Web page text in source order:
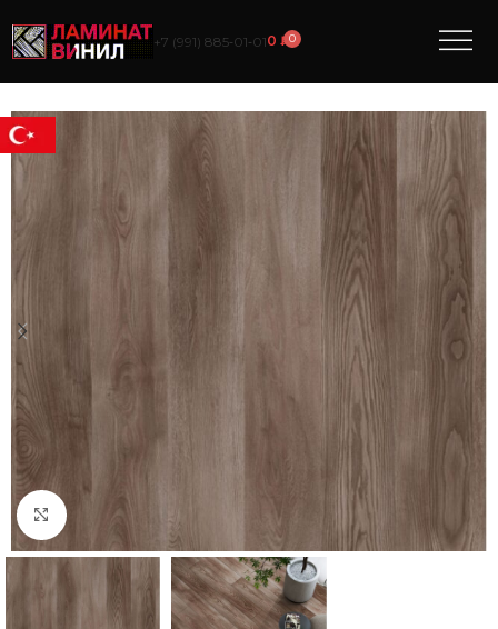
+7 (991) 885‑01‑010₽0
Нажмите, чтобы увеличить